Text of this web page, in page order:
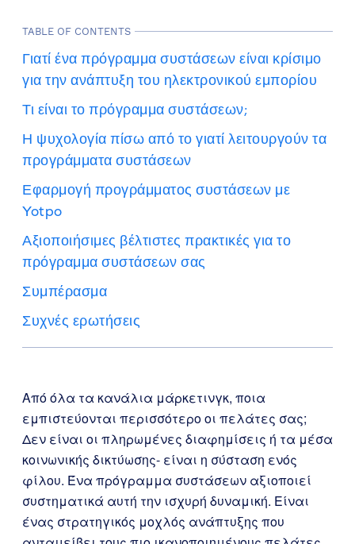
TABLE OF CONTENTS
Γιατί ένα πρόγραμμα συστάσεων είναι κρίσιμο
για την ανάπτυξη του ηλεκτρονικού εμπορίου
Τι είναι το πρόγραμμα συστάσεων;
Η ψυχολογία πίσω από το γιατί λειτουργούν τα
προγράμματα συστάσεων
Εφαρμογή προγράμματος συστάσεων με
Yotpo
Αξιοποιήσιμες βέλτιστες πρακτικές για το
πρόγραμμα συστάσεων σας
Συμπέρασμα
Συχνές ερωτήσεις
Από όλα τα κανάλια μάρκετινγκ, ποια
εμπιστεύονται περισσότερο οι πελάτες σας;
Δεν είναι οι πληρωμένες διαφημίσεις ή τα μέσα
κοινωνικής δικτύωσης- είναι η σύσταση ενός
φίλου. Ένα πρόγραμμα συστάσεων αξιοποιεί
συστηματικά αυτή την ισχυρή δυναμική. Είναι
ένας στρατηγικός μοχλός ανάπτυξης που